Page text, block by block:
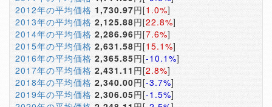
2012年の平均価格 1,730.97円[1.0%]
2013年の平均価格 2,125.88円[22.8%]
2014年の平均価格 2,286.96円[7.6%]
2015年の平均価格 2,631.58円[15.1%]
2016年の平均価格 2,365.85円[-10.1%]
2017年の平均価格 2,431.11 円[2.8%]
2018年の平均価格 2,340.00円[-3.7%]
2019年の平均価格 2,306.05円[-1.5%]